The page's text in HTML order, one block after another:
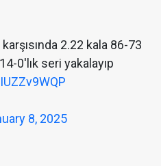
2.22 kala 86-73
0'lık seri yakalayıp
8, 2025